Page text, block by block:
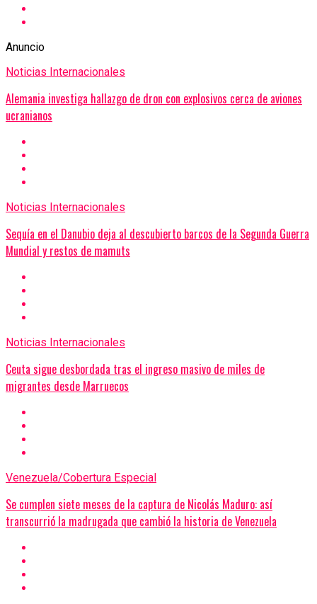
Anuncio
Noticias Internacionales
Alemania investiga hallazgo de dron con explosivos cerca de aviones
ucranianos
Noticias Internacionales
Sequía en el Danubio deja al descubierto barcos de la Segunda Guerra
Mundial y restos de mamuts
Noticias Internacionales
Ceuta sigue desbordada tras el ingreso masivo de miles de
migrantes desde Marruecos
Venezuela/Cobertura Especial
Se cumplen siete meses de la captura de Nicolás Maduro: así
transcurrió la madrugada que cambió la historia de Venezuela